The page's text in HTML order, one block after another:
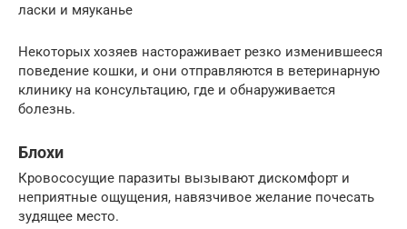
ласки и мяуканье
Некоторых хозяев настораживает резко изменившееся
поведение кошки, и они отправляются в ветеринарную
клинику на консультацию, где и обнаруживается
болезнь.
Блохи
Кровососущие паразиты вызывают дискомфорт и
неприятные ощущения, навязчивое желание почесать
зудящее место.